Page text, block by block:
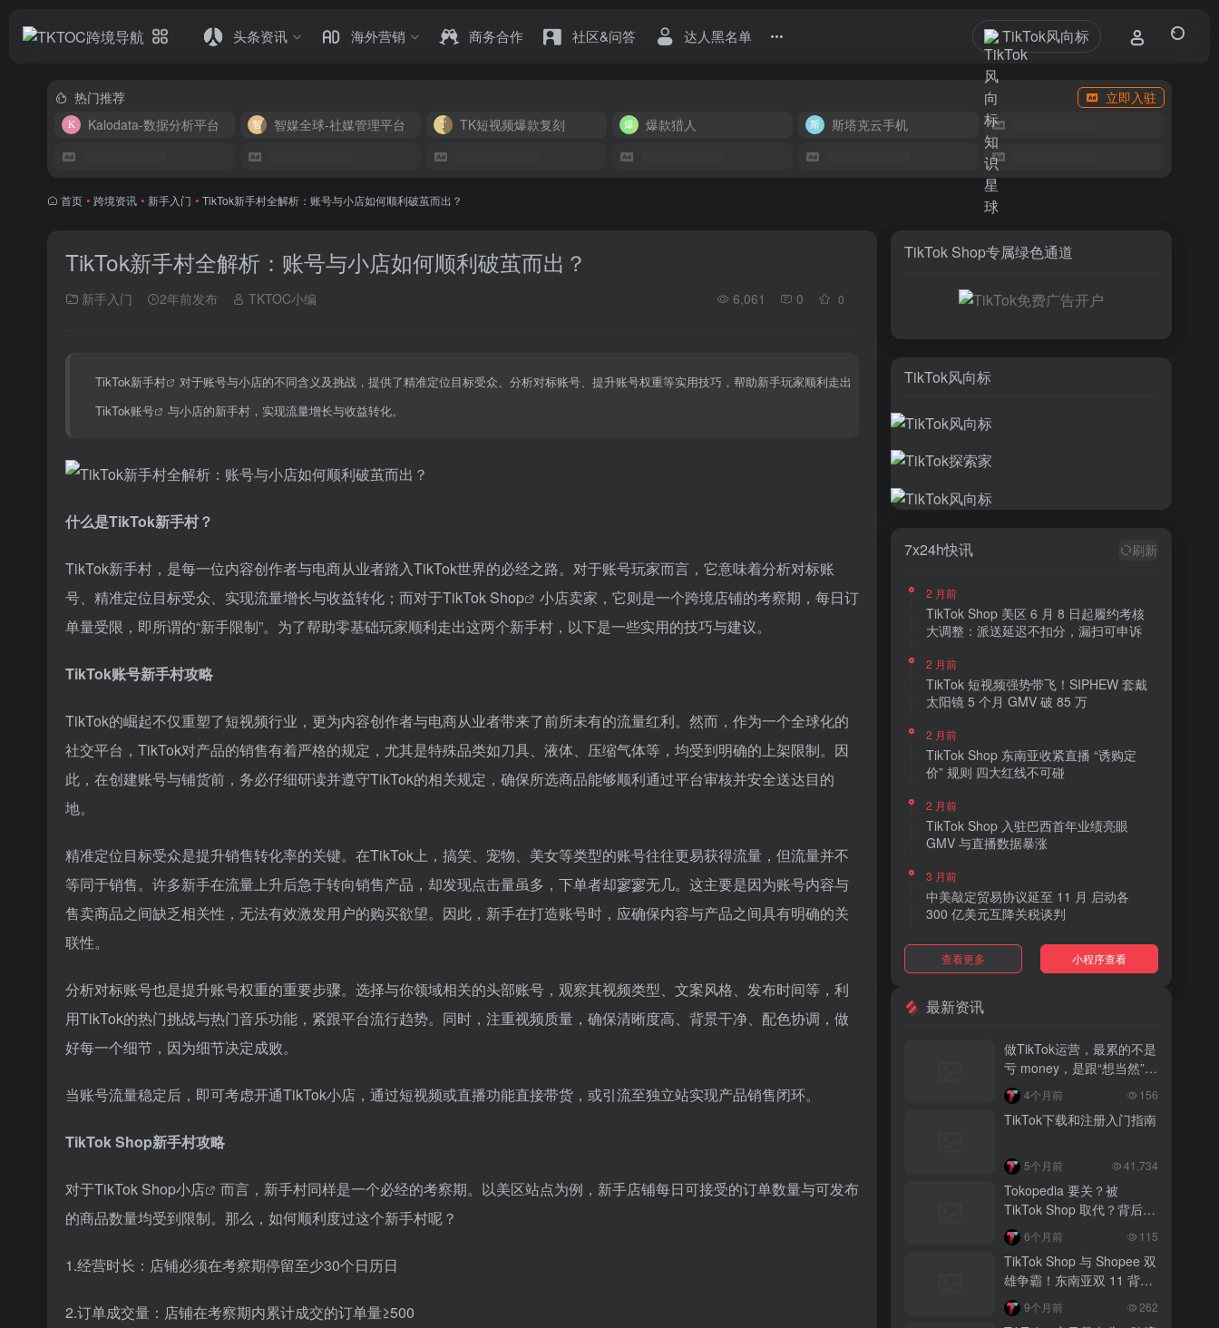
头条资讯 海外营销 商务合作 社区&问答 达人黑名单 TikTok风向标
热门推荐
立即入驻
Kalodata-数据分析平台
智媒全球-社媒管理平台 TK短视频爆款复刻 爆款猎人 斯塔克云手机
首页 • 跨境资讯 • 新手入门 • TikTok新手村全解析：账号与小店如何顺利破茧而出？
TikTok新手村全解析：账号与小店如何顺利破茧而出？
新手入门 2年前发布 TKTOC小编 6,061 0 0
TikTok新手村
对于账号与小店的不同含义及挑战，提供了精准定位目标受众、分析对标账号、提升账号权重等实用技巧，帮助新手玩家顺利走出
TikTok账号
与小店的新手村，实现流量增长与收益转化。
什么是TikTok新手村？
TikTok新手村，是每一位内容创作者与电商从业者踏入TikTok世界的必经之路。对于账号玩家而言，它意味着分析对标账
号、精准定位目标受众、实现流量增长与收益转化；而对于TikTok Shop
小店卖家，它则是一个跨境店铺的考察期，每日订
单量受限，即所谓的“新手限制”。为了帮助零基础玩家顺利走出这两个新手村，以下是一些实用的技巧与建议。
TikTok账号新手村攻略
TikTok的崛起不仅重塑了短视频行业，更为内容创作者与电商从业者带来了前所未有的流量红利。然而，作为一个全球化的
社交平台，TikTok对产品的销售有着严格的规定，尤其是特殊品类如刀具、液体、压缩气体等，均受到明确的上架限制。因
此，在创建账号与铺货前，务必仔细研读并遵守TikTok的相关规定，确保所选商品能够顺利通过平台审核并安全送达目的
地。
精准定位目标受众是提升销售转化率的关键。在TikTok上，搞笑、宠物、美女等类型的账号往往更易获得流量，但流量并不
等同于销售。许多新手在流量上升后急于转向销售产品，却发现点击量虽多，下单者却寥寥无几。这主要是因为账号内容与
售卖商品之间缺乏相关性，无法有效激发用户的购买欲望。因此，新手在打造账号时，应确保内容与产品之间具有明确的关
联性。
分析对标账号也是提升账号权重的重要步骤。选择与你领域相关的头部账号，观察其视频类型、文案风格、发布时间等，利
用TikTok的热门挑战与热门音乐功能，紧跟平台流行趋势。同时，注重视频质量，确保清晰度高、背景干净、配色协调，做
好每一个细节，因为细节决定成败。
当账号流量稳定后，即可考虑开通TikTok小店，通过短视频或直播功能直接带货，或引流至独立站实现产品销售闭环。
TikTok Shop新手村攻略
对于TikTok Shop小店
而言，新手村同样是一个必经的考察期。以美区站点为例，新手店铺每日可接受的订单数量与可发布
的商品数量均受到限制。那么，如何顺利度过这个新手村呢？
1.经营时长：店铺必须在考察期停留至少30个日历日
2.订单成交量：店铺在考察期内累计成交的订单量≥500
TikTok Shop专属绿色通道
TikTok风向标
7x24h快讯 刷新
2 月前
TikTok Shop 美区 6 月 8 日起履约考核
大调整：派送延迟不扣分，漏扫可申诉
2 月前
TikTok 短视频强势带飞！SIPHEW 套戴
太阳镜 5 个月 GMV 破 85 万
2 月前
TikTok Shop 东南亚收紧直播 “诱购定
价” 规则 四大红线不可碰
2 月前
TikTok Shop 入驻巴西首年业绩亮眼
GMV 与直播数据暴涨
3 月前
中美敲定贸易协议延至 11 月 启动各
300 亿美元互降关税谈判
3 月前
TikTok Shop 上线 “三日达” 标签 履约
3 月前
者接受 AI 代下单
TikTok Shop 爱尔兰全面开放入驻 本土
品牌可零门槛开店
音乐节降噪耳塞风靡欧美 DTC 品牌单日
营收突破 200 万元
越南监管出手核查Shopee、TikTok
Shop涨价行为，佣金调整遭调查
TikTok Shop 印尼推出出海项目 助力本
查看更多 小程序查看
最新资讯
做TikTok运营，最累的不是
亏 money，是跟“想当然”的
人废话4个月前 156
TikTok下载和注册入门指南
5个月前 41,734
Tokopedia 要关？被
TikTok Shop 取代？背后真
相大揭秘！
6个月前 115
TikTok Shop 与 Shopee 双
雄争霸！东南亚双 11 背后
的内容电商新战局
9个月前 262